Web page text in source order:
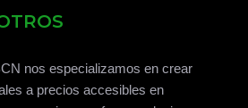
nos especializamos en crear
a precios accesibles en